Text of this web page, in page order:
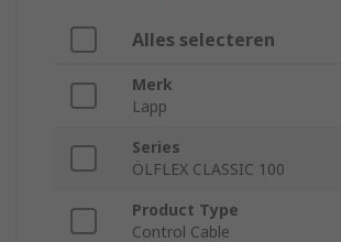
Alles selecteren
Merk
Lapp
Series
ÖLFLEX CLASSIC 100
Product Type
Control Cable